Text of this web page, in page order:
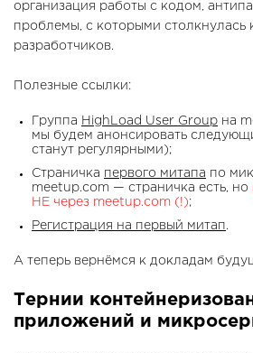
организация работы с кодом,
проблемы, с которыми столкнулась
разработчиков.
Полезные ссылки:
Группа HighLoad User Group на
мы будем анонсировать
станут регулярными);
Страничка первого митапа по
meetup.com — страничка есть, но
НЕ через meetup.com (!);
Регистрация на первый митап.
А теперь вернёмся к докладам
Тернии
приложений и